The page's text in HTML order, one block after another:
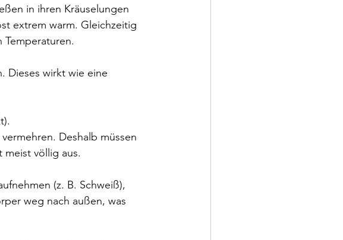
in ihren Kräuselungen
extrem warm. Gleichzeitig
Dieses wirkt wie eine
Deshalb müssen
meist völlig aus.
(z. B. Schweiß),
weg nach außen, was